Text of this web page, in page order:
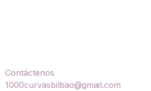
Contáctenos
1000curvasbilbao@gmail.com